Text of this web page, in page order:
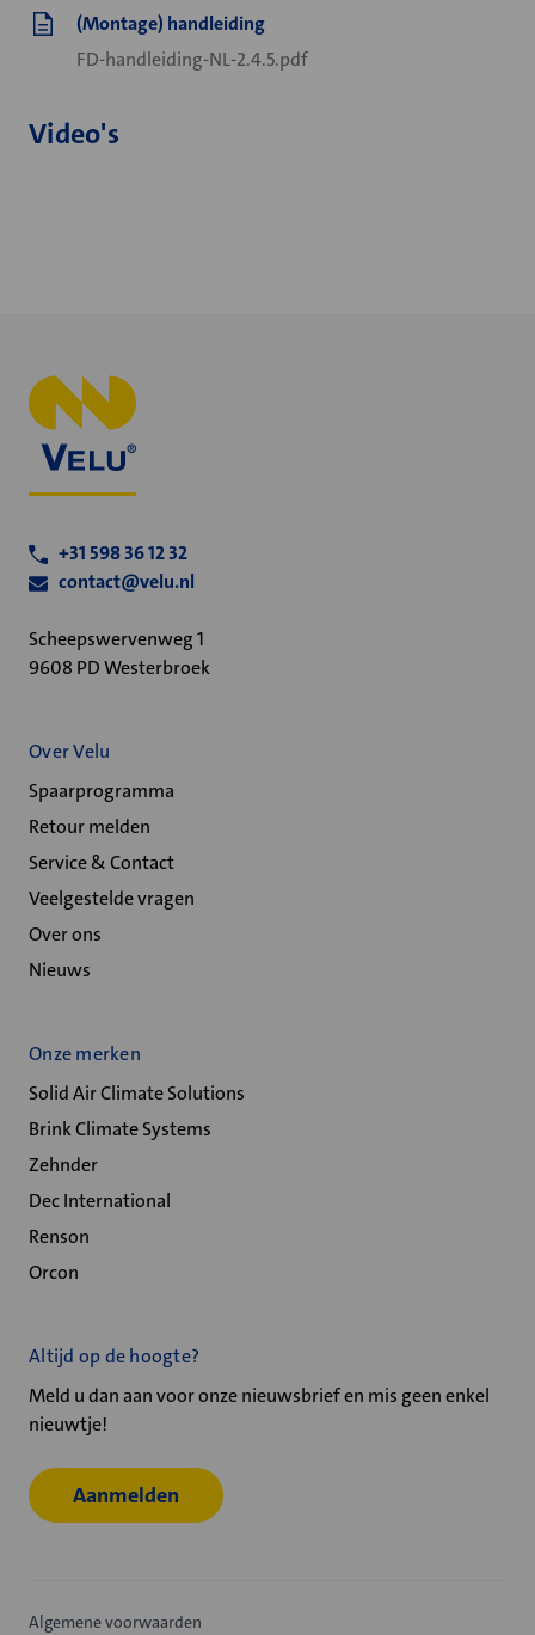
(Montage) handleiding
FD-handleiding-NL-2.4.5.pdf
Video's
+31 598 36 12 32
contact@velu.nl
Scheepswervenweg 1
9608 PD Westerbroek
Over Velu
Spaarprogramma
Retour melden
Service & Contact
Veelgestelde vragen
Over ons
Nieuws
Onze merken
Solid Air Climate Solutions
Brink Climate Systems
Zehnder
Dec International
Renson
Orcon
Altijd op de hoogte?
Meld u dan aan voor onze nieuwsbrief en mis geen enkel
nieuwtje!
Aanmelden
Algemene voorwaarden